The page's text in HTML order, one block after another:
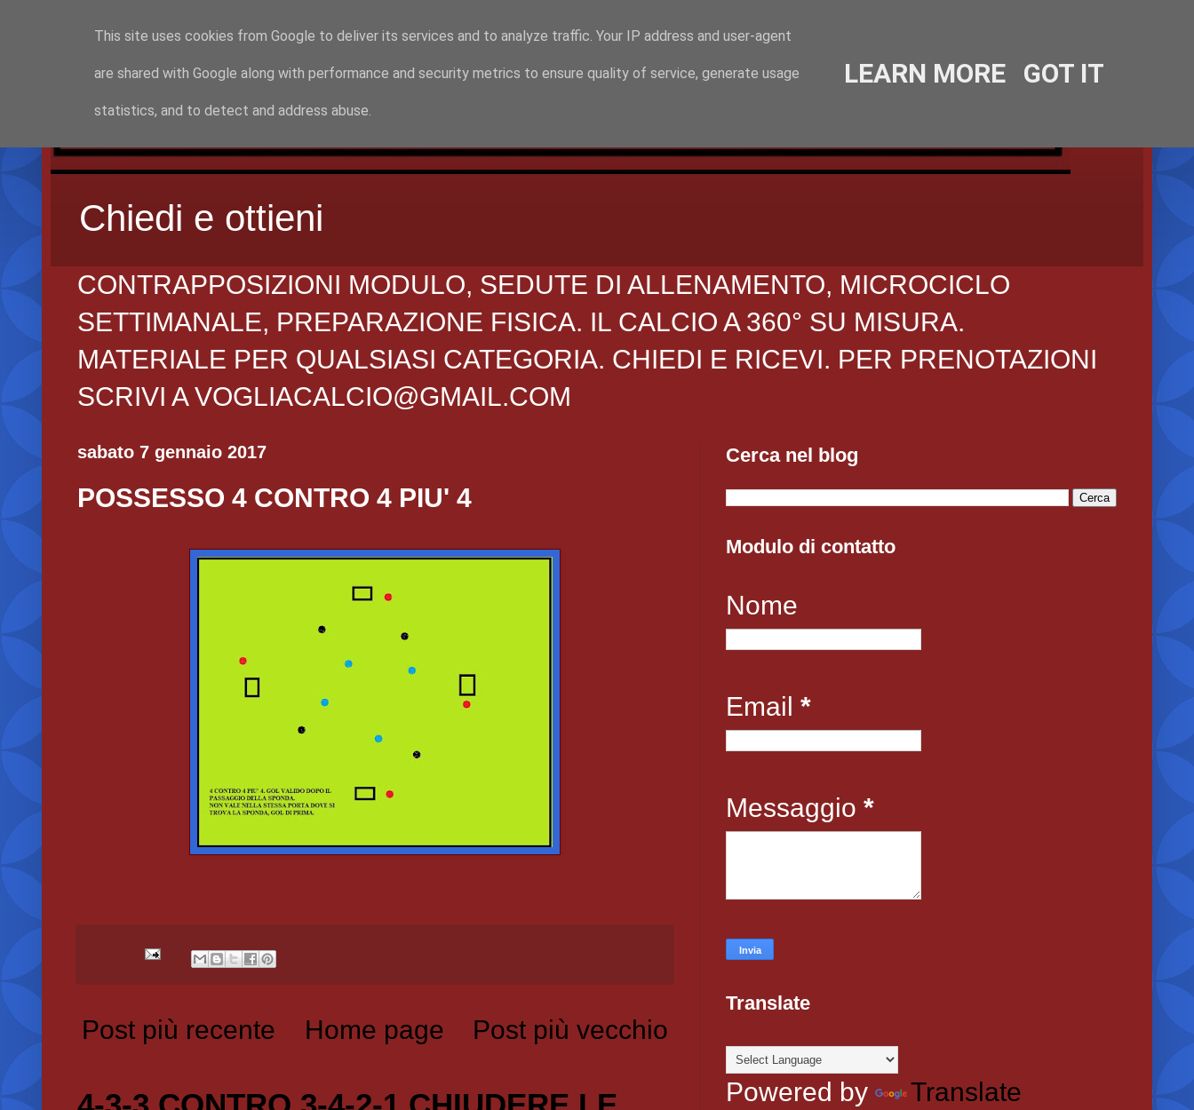
Chiedi e ottieni
CONTRAPPOSIZIONI MODULO, SEDUTE DI ALLENAMENTO, MICROCICLO
SETTIMANALE, PREPARAZIONE FISICA. IL CALCIO A 360° SU MISURA.
MATERIALE PER QUALSIASI CATEGORIA. CHIEDI E RICEVI. PER PRENOTAZIONI
SCRIVI A VOGLIACALCIO@GMAIL.COM
sabato 7 gennaio 2017
POSSESSO 4 CONTRO 4 PIU' 4
Post più recente Post più vecchio
Home page
Cerca nel blog
Modulo di contatto
Nome
Email *
Messaggio *
Translate
Powered by Translate
This site uses cookies from Google to deliver its services and to analyze traffic. Your IP address and user-agent
are shared with Google along with performance and security metrics to ensure quality of service, generate usage
statistics, and to detect and address abuse.
LEARN MORE GOT IT